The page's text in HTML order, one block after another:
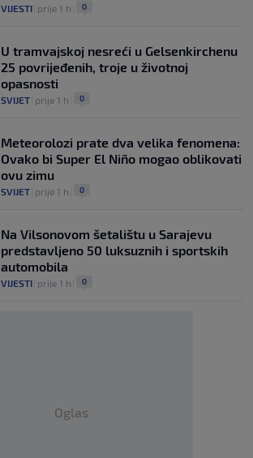
VIJESTI prije 1 h 0
U tramvajskoj nesreći u Gelsenkirchenu
25 povrijeđenih, troje u životnoj
opasnosti
SVIJET prije 1 h 0
Meteorolozi prate dva velika fenomena:
Ovako bi Super El Niño mogao oblikovati
ovu zimu
SVIJET prije 1 h 0
Na Vilsonovom šetalištu u Sarajevu
predstavljeno 50 luksuznih i sportskih
automobila
VIJESTI prije 1 h 0
Oglas